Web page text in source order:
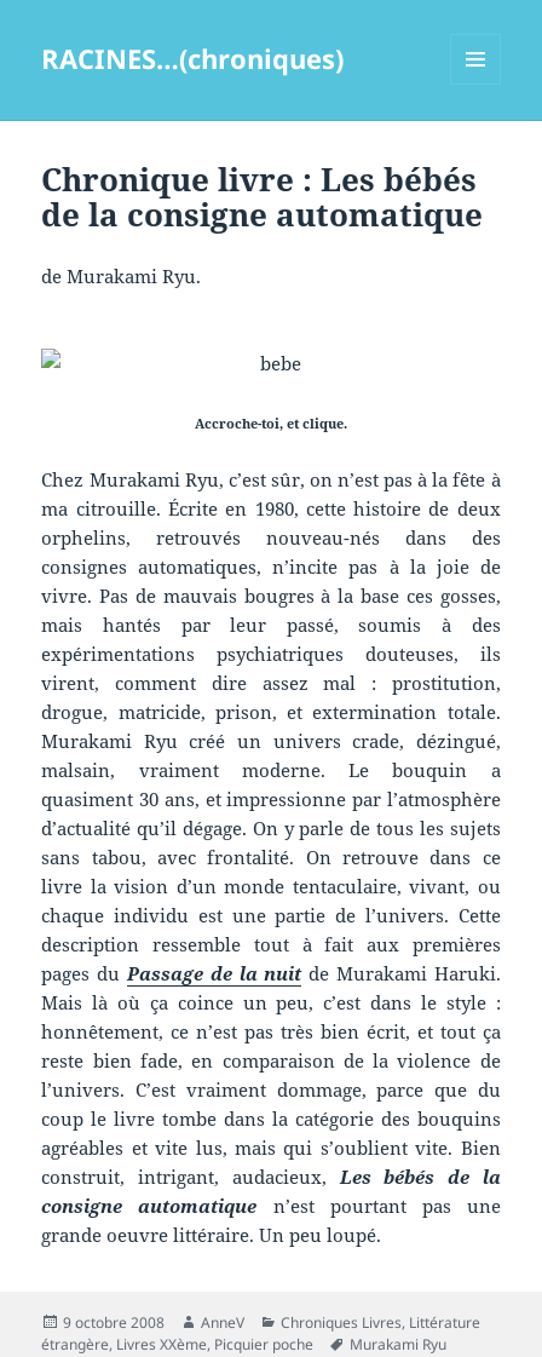
RACINES…(chroniques)
Chronique livre : Les bébés
de la consigne automatique
de Murakami Ryu.
Accroche-toi, et clique.
Chez Murakami Ryu, c’est sûr, on n’est pas à la fête à
ma citrouille. Écrite en 1980, cette histoire de deux
orphelins, retrouvés nouveau-nés dans des
consignes automatiques, n’incite pas à la joie de
vivre. Pas de mauvais bougres à la base ces gosses,
mais hantés par leur passé, soumis à des
expérimentations psychiatriques douteuses, ils
virent, comment dire assez mal : prostitution,
drogue, matricide, prison, et extermination totale.
Murakami Ryu créé un univers crade, dézingué,
malsain, vraiment moderne. Le bouquin a
quasiment 30 ans, et impressionne par l’atmosphère
d’actualité qu’il dégage. On y parle de tous les sujets
sans tabou, avec frontalité. On retrouve dans ce
livre la vision d’un monde tentaculaire, vivant, ou
chaque individu est une partie de l’univers. Cette
description ressemble tout à fait aux premières
pages duPassage de la nuitde Murakami Haruki.
Mais là où ça coince un peu, c’est dans le style :
honnêtement, ce n’est pas très bien écrit, et tout ça
reste bien fade, en comparaison de la violence de
l’univers. C’est vraiment dommage, parce que du
coup le livre tombe dans la catégorie des bouquins
agréables et vite lus, mais qui s’oublient vite. Bien
construit, intrigant, audacieux,Les bébés de la
consigne automatique n’est pourtant pas une
grande oeuvre littéraire. Un peu loupé.
Publié
le
9 octobre 2008 Auteur
AnneV Catégories
Chroniques Livres, Littérature
étrangère, Livres XXème, Picquier poche
Mots-
Murakami Ryu